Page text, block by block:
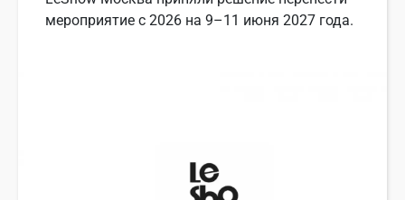
мероприятие с 2026 на 9–11 июня 2027 года.